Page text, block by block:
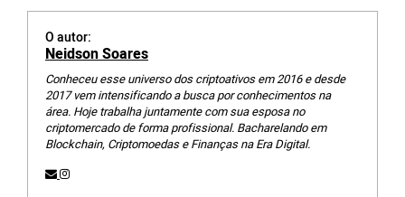
O autor:
Neidson Soares
Conheceu esse universo dos criptoativos em 2016 e desde
2017 vem intensificando a busca por conhecimentos na
área. Hoje trabalha juntamente com sua esposa no
criptomercado de forma profissional. Bacharelando em
Blockchain, Criptomoedas e Finanças na Era Digital.